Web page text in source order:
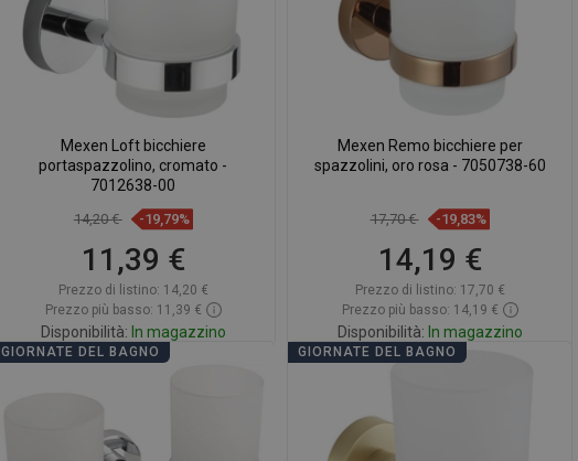
Mexen Loft bicchiere
portaspazzolino, cromato -
7012638-00
14,20 € -19,79%
11,39 €
Prezzo di listino: 14,20 €
Prezzo più basso: 11,39 €
Disponibilità: In magazzino
Mexen Remo bicchiere per
spazzolini, oro rosa - 7050738-60
17,70 € -19,83%
14,19 €
Prezzo di listino: 17,70 €
Prezzo più basso: 14,19 €
Disponibilità: In magazzino
Confrontare
GIORNATE DEL BAGNO GIORNATE DEL BAGNO